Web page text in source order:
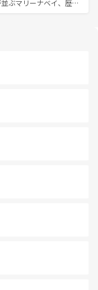
港を存分に楽しみ尽く
ぶマリーナベイ、歴史
める外せないスポット